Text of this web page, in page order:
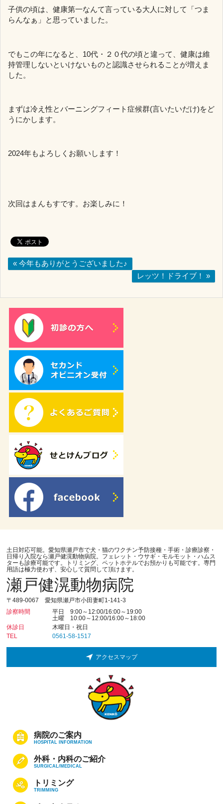
子供の頃は、健康第一なんて言っている大人に対して「つま
らんなぁ」と思っていました。
でもこの年になると、10代・２０代の頃と違って、健康は維
持管理しないといけないものと認識させられることが増えま
した。
まずは冷え性とバーニングフィート症候群(言いたいだけ)をど
うにかします。
2024年もよろしくお願いします！
次回はまんもすです。お楽しみに！
« 今年もありがとうございました♪
レッツ！ドライブ！ »
土日対応可能。愛知県瀬戸市で犬・猫のワクチン予防接種・手術・診療診察・
日帰り入院なら瀬戸健滉動物病院。フェレット・ウサギ・モルモット・ハムス
ターも診療可能です。トリミング、ペットホテルでお預かりも可能です。専門
用語は極力使わず、安心して質問して頂けます。
瀬戸健滉動物病院
〒489-0067 愛知県瀬戸市小田妻町1-141-3
診察時間
平日 9:00～12:00/16:00～19:00
土曜 10:00～12:00/16:00～18:00
休診日
木曜日・祝日
TEL
0561-58-1517
アクセスマップ
病院のご案内
HOSPITAL INFORMATION
外科・内科のご紹介
SURGICAL/MEDICAL
トリミング
TRIMMING